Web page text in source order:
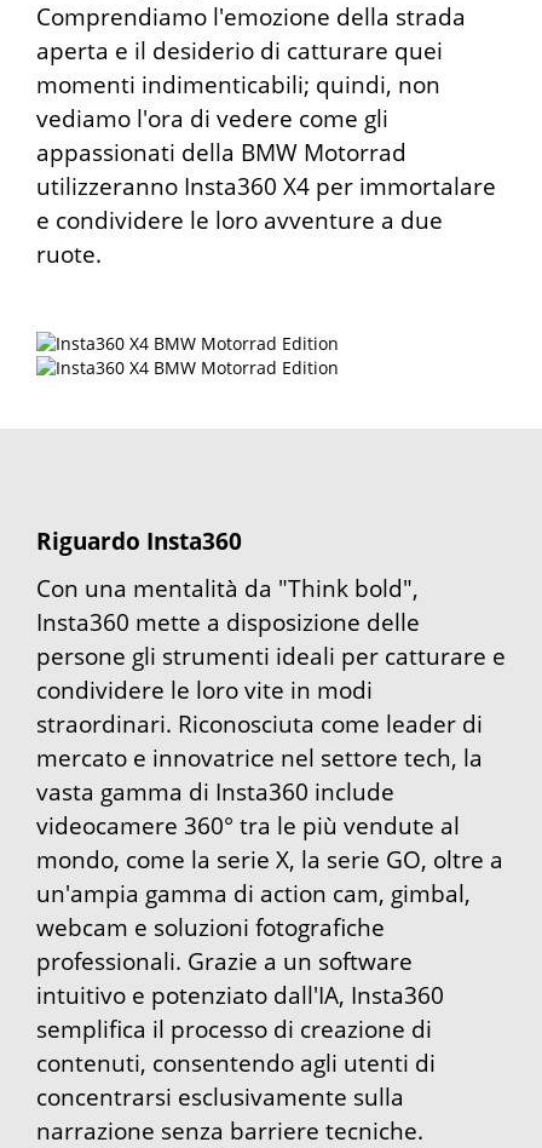
Comprendiamo l'emozione della strada
aperta e il desiderio di catturare quei
momenti indimenticabili; quindi, non
vediamo l'ora di vedere come gli
appassionati della BMW Motorrad
utilizzeranno Insta360 X4 per immortalare
e condividere le loro avventure a due
ruote.
Riguardo Insta360
Con una mentalità da "Think bold",
Insta360 mette a disposizione delle
persone gli strumenti ideali per catturare e
condividere le loro vite in modi
straordinari. Riconosciuta come leader di
mercato e innovatrice nel settore tech, la
vasta gamma di Insta360 include
videocamere 360° tra le più vendute al
mondo, come la serie X, la serie GO, oltre a
un'ampia gamma di action cam, gimbal,
webcam e soluzioni fotografiche
professionali. Grazie a un software
intuitivo e potenziato dall'IA, Insta360
semplifica il processo di creazione di
contenuti, consentendo agli utenti di
concentrarsi esclusivamente sulla
narrazione senza barriere tecniche.